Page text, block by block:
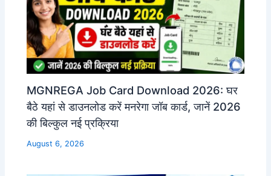
MGNREGA Job Card Download 2026: घर
बैठे यहां से डाउनलोड करें मनरेगा जॉब कार्ड, जानें 2026
की बिल्कुल नई प्रक्रिया
August 6, 2026